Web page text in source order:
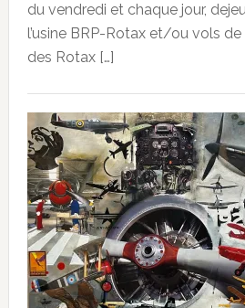
du vendredi et chaque jour,
l’usine BRP-Rotax et/ou vols
des Rotax […]